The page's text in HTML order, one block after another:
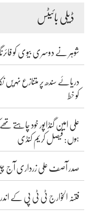
ڈیلی بائیٹس
شوہر نے دوسری بیوی کو
دریائے سندھ پر متنازع نہریں
کو خط
علی امین گنڈاپور خود
ہوں: فیصل کریم کنڈی
صدر آصف علی زرداری آج
فتنہ الخوارج ٹی ٹی پی کے